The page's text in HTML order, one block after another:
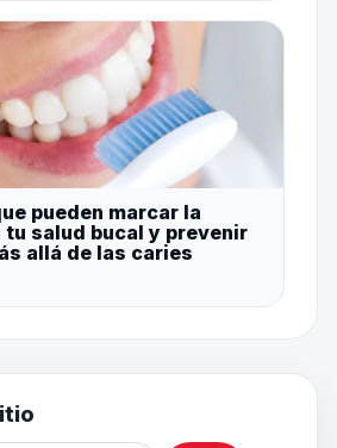
pueden marcar la
salud bucal y prevenir
allá de las caries